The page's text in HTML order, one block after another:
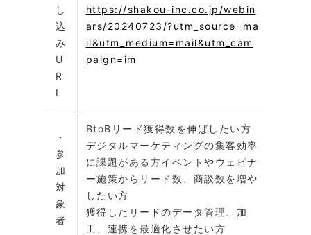
し
込
み
U
R
L
https://shakou-inc.co.jp/webin
ars/20240723/?utm_source=ma
il&utm_medium=mail&utm_cam
paign=im
・
参
加
対
象
者
BtoBリード獲得数を伸ばしたい方
デジタルマーケティングの集客効率
に課題がある方イベントやウェビナ
ー施策からリード数、商談数を増や
したい方
獲得したリードのデータ管理、加
工、連携を最適化させたい方